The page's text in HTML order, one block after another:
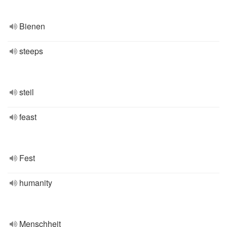
Bienen
steeps
steil
feast
Fest
humanity
Menschheit